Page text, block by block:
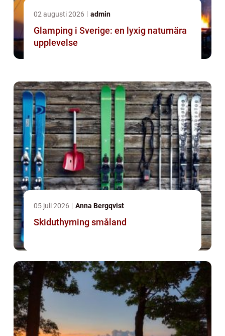
02 augusti 2026 admin
Glamping i Sverige: en lyxig naturnära
upplevelse
05 juli 2026 Anna Bergqvist
Skiduthyrning småland